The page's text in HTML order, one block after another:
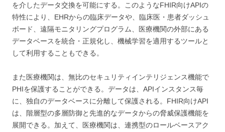
を介したデータ交換を可能にする。このようなFHIR向けAPIの
特性により、EHRからの臨床データや、臨床医・患者ダッシュ
ボード、遠隔モニタリングプログラム、医療機関の外部にある
データベースを統合・正規化し、機械学習を適用するツールと
して利用することもできる。
また医療機関は、無比のセキュリティインテリジェンス機能で
PHIを保護することができる。データは、APIインスタンス毎
に、独自のデータベースに分離して保護される。FHIR向けAPI
は、階層型の多層防御と先進的なデータからの脅威保護機能を
展開できる。加えて、医療機関は、連携型のロールベースアク